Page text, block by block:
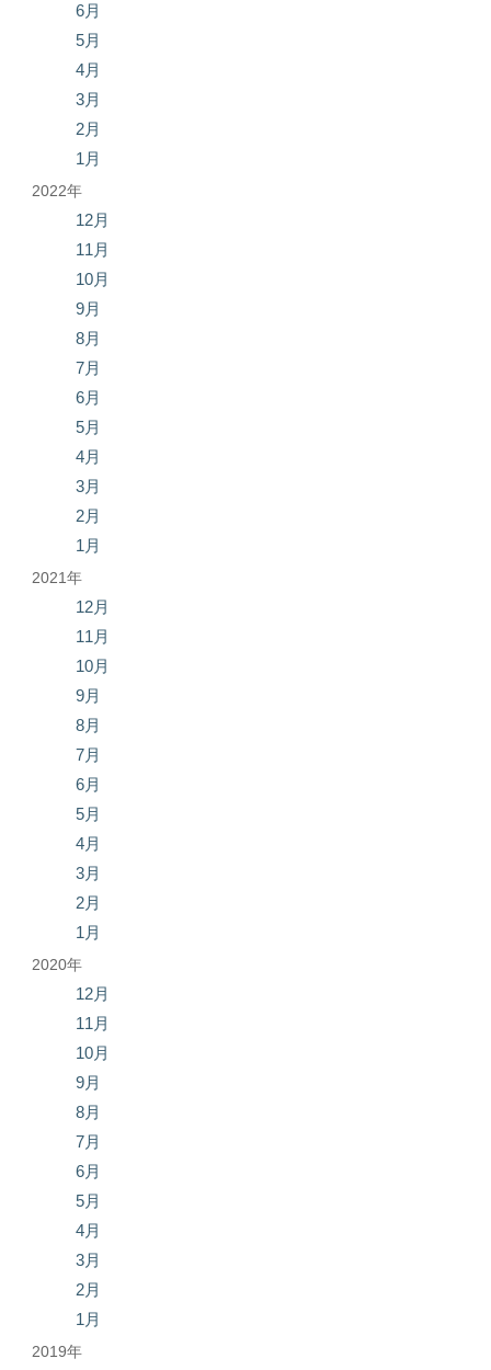
6月
5月
4月
3月
2月
1月
2022年
12月
11月
10月
9月
8月
7月
6月
5月
4月
3月
2月
1月
2021年
12月
11月
10月
9月
8月
7月
6月
5月
4月
3月
2月
1月
2020年
12月
11月
10月
9月
8月
7月
6月
5月
4月
3月
2月
1月
2019年